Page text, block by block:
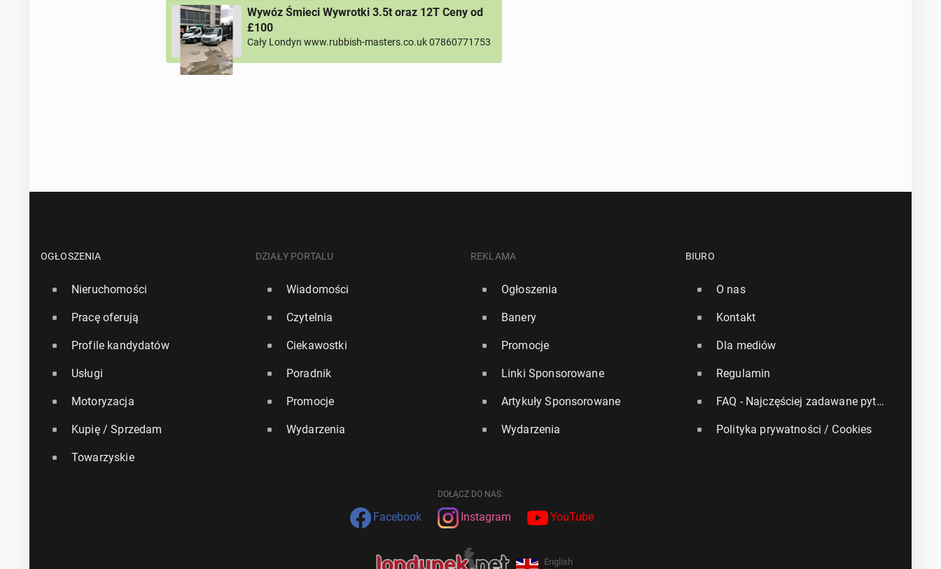
Wywóz Śmieci Wywrotki 3.5t oraz 12T Ceny od
£100
Cały Londyn www.rubbish-masters.co.uk 07860771753
OGŁOSZENIA
Nieruchomości
Pracę oferują
Profile kandydatów
Usługi
Motoryzacja
Kupię / Sprzedam
Towarzyskie
DZIAŁY PORTALU
Wiadomości
Czytelnia
Ciekawostki
Poradnik
Promocje
Wydarzenia
REKLAMA
Ogłoszenia
Banery
Promocje
Linki Sponsorowane
Artykuły Sponsorowane
Wydarzenia
BIURO
O nas
Kontakt
Dla mediów
Regulamin
FAQ - Najczęściej zadawane pytania
Polityka prywatności / Cookies
DOŁĄCZ DO NAS:
Facebook Instagram YouTube
English